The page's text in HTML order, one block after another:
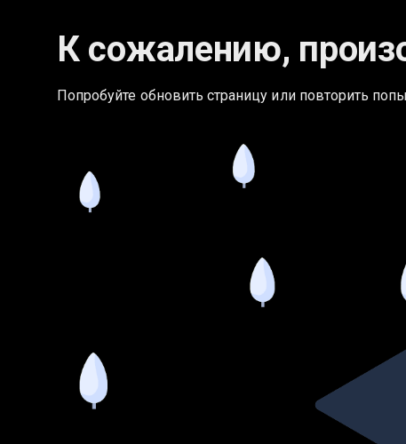
К сожалению,
Попробуйте обновить страницу или повторить